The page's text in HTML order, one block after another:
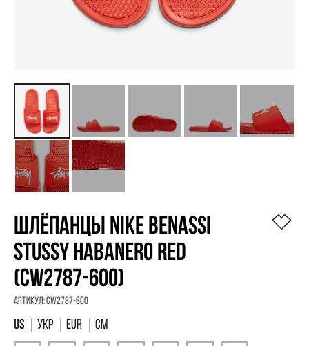
ШЛЁПАНЦЫ NIKE BENASSI
STUSSY HABANERO RED
(CW2787-600)
Артикул:CW2787-600
УКР EUR См